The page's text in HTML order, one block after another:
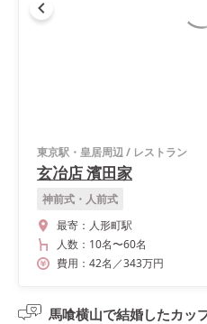
東京駅・皇居周辺/ レストラン
玄冶店 濱田家
神前式・人前式
最寄： 人形町駅
人数： 10名〜60名
費用： 42名 ／343万円
馬喰横山で結婚したカッ